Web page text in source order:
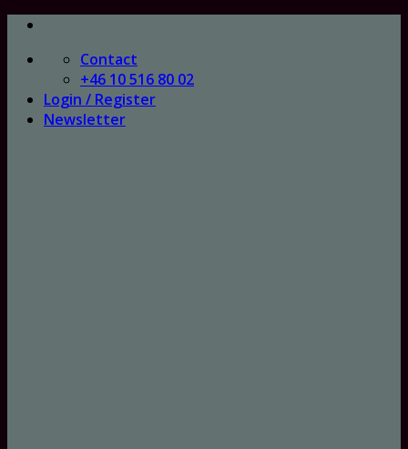
Skip
content
Contact
+46 10 516 80 02
Login / Register
Newsletter